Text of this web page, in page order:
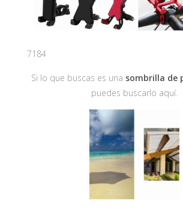
7184
Si lo que buscas es una sombrilla de
puedes buscarlo aquí.